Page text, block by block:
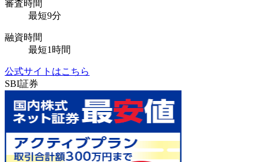
審査時間
最短9分
融資時間
最短1時間
公式サイトはこちら
SBI証券